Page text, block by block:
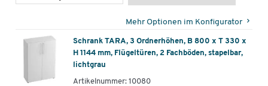
Mehr Optionen im Konfigurator
Schrank TARA, 3 Ordnerhöhen, B 800 x T 330 x
H 1144 mm, Flügeltüren, 2 Fachböden, stapelbar,
lichtgrau
Artikelnummer: 10080